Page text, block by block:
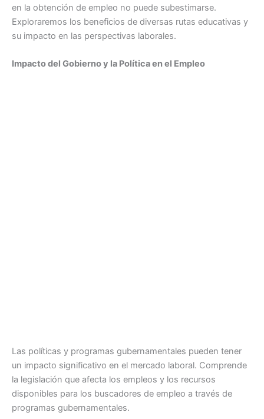
en la obtención de empleo no puede subestimarse.
Exploraremos los beneficios de diversas rutas educativas y
su impacto en las perspectivas laborales.
Impacto del Gobierno y la Política en el Empleo
Las políticas y programas gubernamentales pueden tener
un impacto significativo en el mercado laboral. Comprende
la legislación que afecta los empleos y los recursos
disponibles para los buscadores de empleo a través de
programas gubernamentales.